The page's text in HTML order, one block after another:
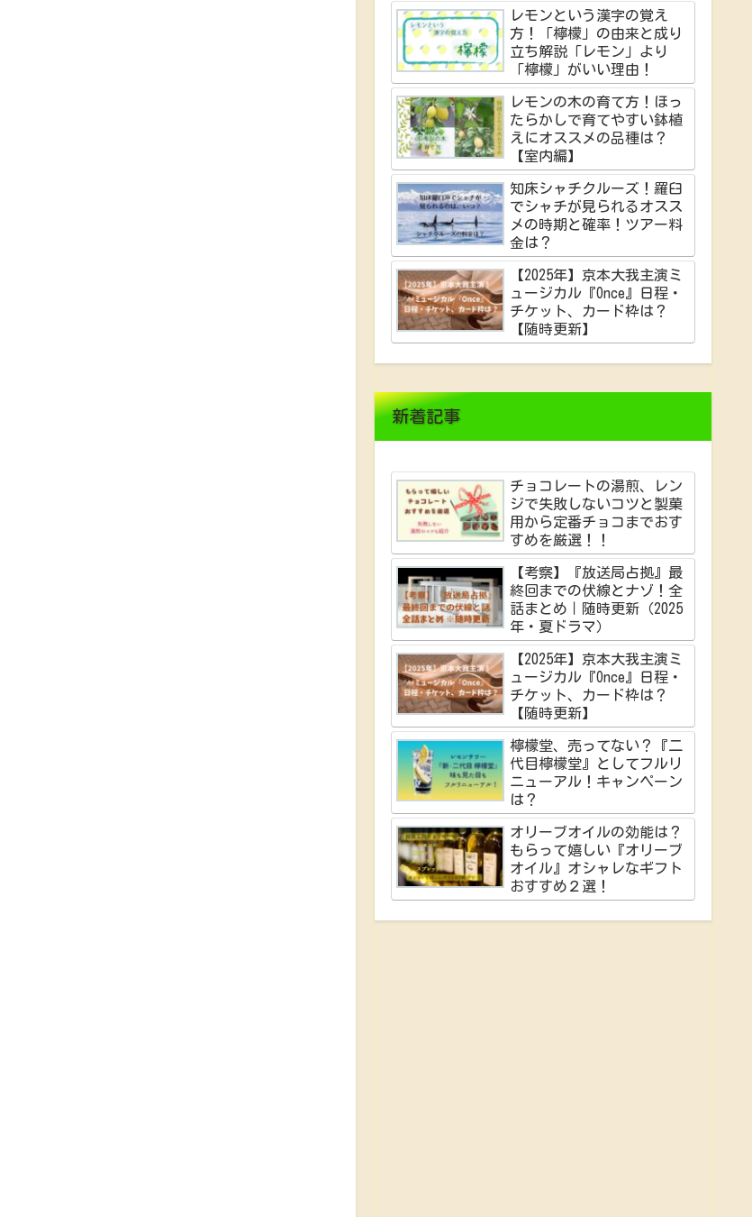
レモンという漢字の覚え
方！「檸檬」の由来と成り
立ち解説「レモン」より
「檸檬」がいい理由！
レモンの木の育て方！ほっ
たらかしで育てやすい鉢植
えにオススメの品種は？
【室内編】
知床シャチクルーズ！羅臼
でシャチが見られるオスス
メの時期と確率！ツアー料
金は？
【2025年】京本大我主演ミ
ュージカル『Once』日程・
チケット、カード枠は？
【随時更新】
新着記事
チョコレートの湯煎、レン
ジで失敗しないコツと製菓
用から定番チョコまでおす
すめを厳選！！
【考察】『放送局占拠』最
終回までの伏線とナゾ！全
話まとめ｜随時更新（2025
年・夏ドラマ）
【2025年】京本大我主演ミ
ュージカル『Once』日程・
チケット、カード枠は？
【随時更新】
檸檬堂、売ってない？『二
代目檸檬堂』としてフルリ
ニューアル！キャンペーン
は？
オリーブオイルの効能は？
もらって嬉しい『オリーブ
オイル』オシャレなギフト
おすすめ２選！